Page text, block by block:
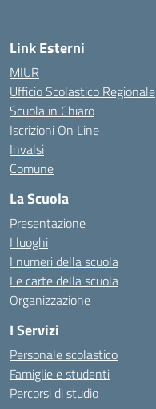
Link Esterni
MIUR
Ufficio Scolastico Regionale
Scuola in Chiaro
Iscrizioni On Line
Invalsi
Comune
La Scuola
Presentazione
I luoghi
I numeri della scuola
Le carte della scuola
Organizzazione
I Servizi
Personale scolastico
Famiglie e studenti
Percorsi di studio